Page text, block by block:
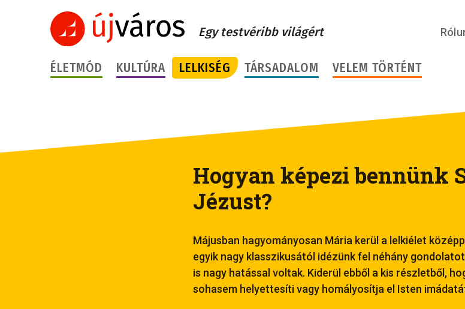
Egy testvéribb világért
ÉLETMÓD KULTÚRA LELKISÉG TÁRSADALOM VELEM TÖRTÉNT
Hogyan képezi bennünk
Jézust?
Májusban hagyományosan Mária kerül a lelkiélet
egyik nagy klasszikusától idézünk fel néhány
is nagy hatással voltak. Kiderül ebből a kis részletből,
sohasem helyettesíti vagy homályosítja el Isten